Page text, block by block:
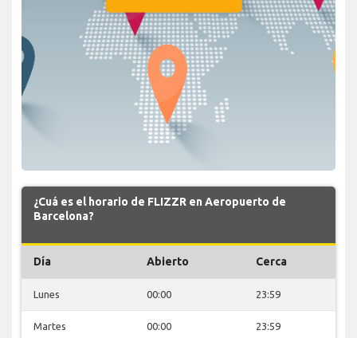
¿Cuá es el horario de FLIZZR en Aeropuerto de
Barcelona?
Día Abierto Cerca
Lunes 00:00 23:59
Martes 00:00 23:59